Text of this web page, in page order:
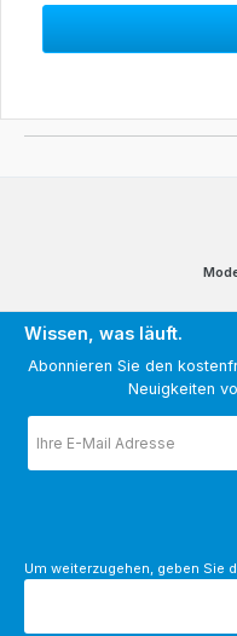
Wissen, was läuft.
Abonnieren Sie den
Neuigkeiten
Mail-
Adresse
Um weiterzugehen, geben Sie